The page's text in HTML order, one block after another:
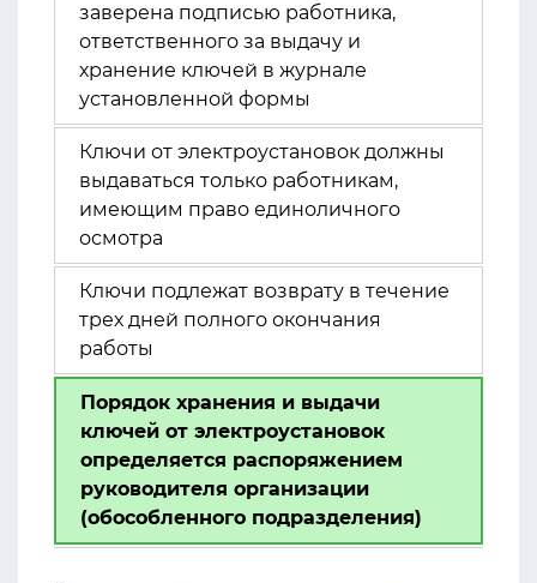
заверена подписью работника,
ответственного за выдачу и
хранение ключей в журнале
установленной формы
Ключи от электроустановок должны
выдаваться только работникам,
имеющим право единоличного
осмотра
Ключи подлежат возврату в течение
трех дней полного окончания
работы
Порядок хранения и выдачи
ключей от электроустановок
определяется распоряжением
руководителя организации
(обособленного подразделения)